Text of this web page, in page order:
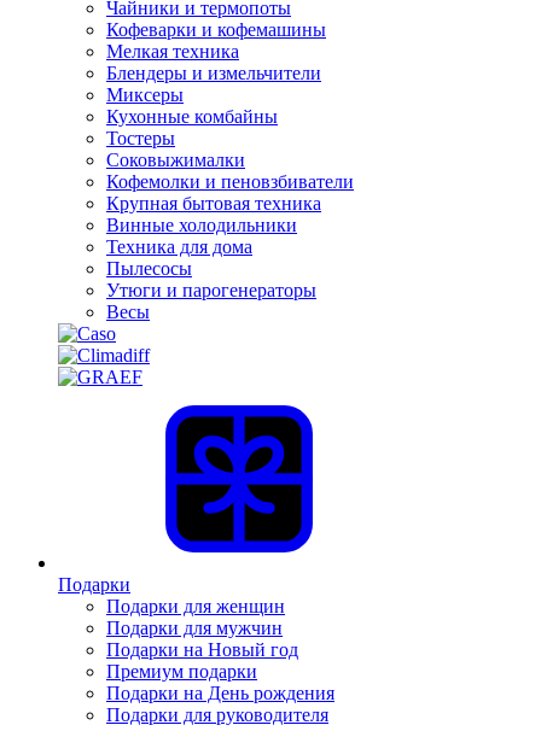
Чайники и термопоты
Кофеварки и кофемашины
Мелкая техника
Блендеры и измельчители
Миксеры
Кухонные комбайны
Тостеры
Соковыжималки
Кофемолки и пеновзбиватели
Крупная бытовая техника
Винные холодильники
Техника для дома
Пылесосы
Утюги и парогенераторы
Весы
Подарки
Подарки для женщин
Подарки для мужчин
Подарки на Новый год
Премиум подарки
Подарки на День рождения
Подарки для руководителя